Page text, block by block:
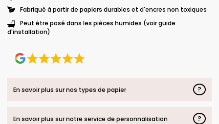
Fabriqué à partir de papiers durables et d'encres non toxiques
Peut être posé dans les pièces humides (voir guide
d'installation)
En savoir plus sur nos types de papier ?
En savoir plus sur notre service de personnalisation ?